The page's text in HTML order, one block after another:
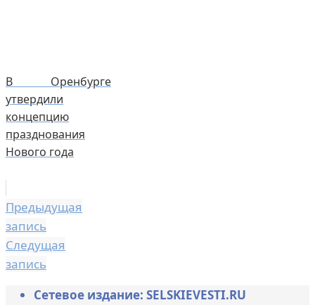
В Оренбурге
утвердили
концепцию
празднования
Нового года
Предыдущая
запись
Следущая
запись
Сетевое издание: SELSKIEVESTI.RU